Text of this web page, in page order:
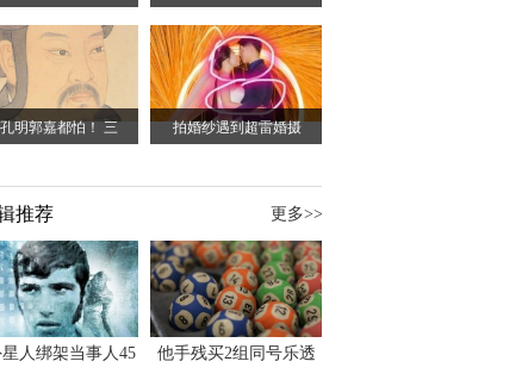
明郭嘉都怕！ 三 拍婚纱遇到超雷婚摄
推荐 更多>>
人绑架当事人45
他手残买2组同号乐透